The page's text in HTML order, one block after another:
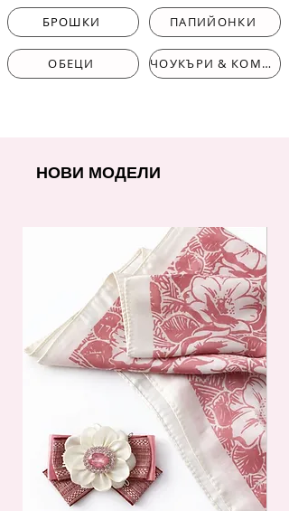
БРОШКИ ПАПИЙОНКИ
ОБЕЦИ ЧОУКЪРИ & КОМПЛЕКТИ
НОВИ МОДЕЛИ